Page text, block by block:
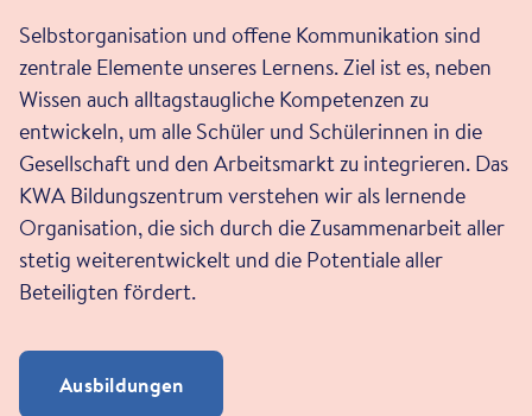
Selbstorganisation und offene Kommunikation sind
zentrale Elemente unseres Lernens. Ziel ist es, neben
Wissen auch alltagstaugliche Kompetenzen zu
entwickeln, um alle Schüler und Schülerinnen in die
Gesellschaft und den Arbeitsmarkt zu integrieren. Das
KWA Bildungszentrum verstehen wir als lernende
Organisation, die sich durch die Zusammenarbeit aller
stetig weiterentwickelt und die Potentiale aller
Beteiligten fördert.
Ausbildungen